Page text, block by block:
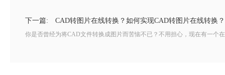
下一篇: CAD转图片在线转换？如何实现CAD转图片在线转换？
你是否曾经为将CAD文件转换成图片而苦恼不已？不用担心，现在有一个